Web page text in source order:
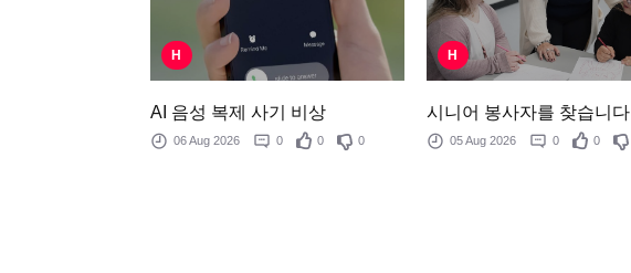
H
AI 음성 복제 사기 비상
06 Aug 2026 0 0 0
H
시니어 봉사자를 찾습니다
05 Aug 2026 0 0